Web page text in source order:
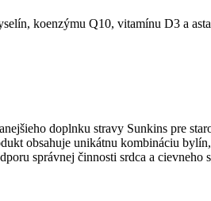
koenzýmu Q10, vitamínu D3 a
doplnku stravy Sunkins pre
obsahuje unikátnu kombináciu
správnej činnosti srdca a cievneho